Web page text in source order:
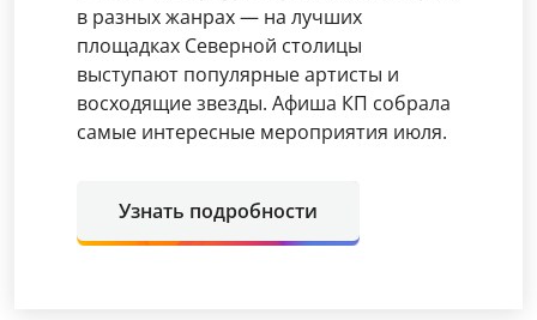
в разных жанрах — на лучших
площадках Северной столицы
выступают популярные артисты и
восходящие звезды. Афиша КП собрала
самые интересные мероприятия июля.
Узнать подробности